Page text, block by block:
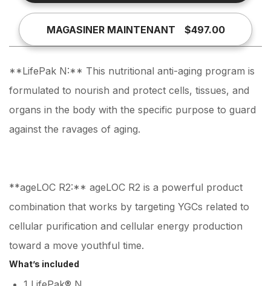
MAGASINER MAINTENANT $497.00
**LifePak N:** This nutritional anti-aging program is
formulated to nourish and protect cells, tissues, and
organs in the body with the specific purpose to guard
against the ravages of aging.
**ageLOC R2:** ageLOC R2 is a powerful product
combination that works by targeting YGCs related to
cellular purification and cellular energy production
toward a move youthful time.
What’s included